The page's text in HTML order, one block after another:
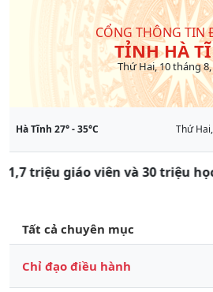
CỔNG THÔNG TIN
TỈNH HÀ
Thứ Hai, 10 tháng 8,
Hà Tĩnh 27° -35°C Thứ
1,7 triệu giáo viên và 30 triệu
Tất cả chuyên mục
Chỉ đạo điều hành